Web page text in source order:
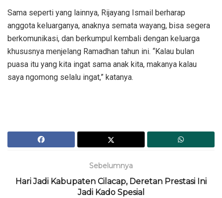
Sama seperti yang lainnya, Rijayang Ismail berharap
anggota keluarganya, anaknya semata wayang, bisa segera
berkomunikasi, dan berkumpul kembali dengan keluarga
khususnya menjelang Ramadhan tahun ini. “Kalau bulan
puasa itu yang kita ingat sama anak kita, makanya kalau
saya ngomong selalu ingat,” katanya.
Sebelumnya
Hari Jadi Kabupaten Cilacap, Deretan Prestasi Ini
Jadi Kado Spesial